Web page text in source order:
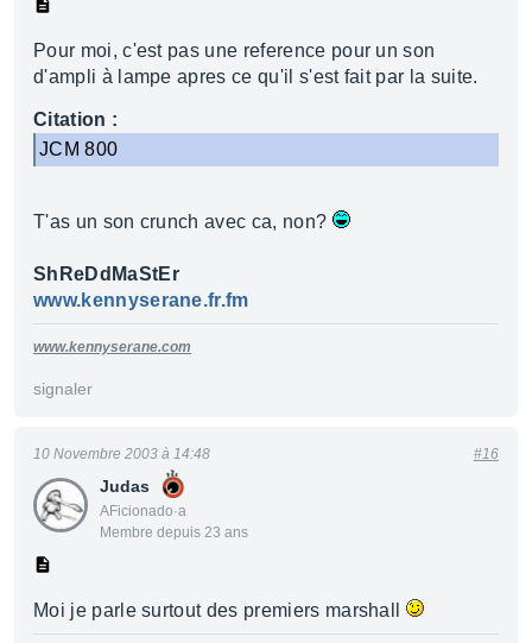
Pour moi, c'est pas une reference pour un son
d'ampli à lampe apres ce qu'il s'est fait par la suite.
Citation :
JCM 800
T'as un son crunch avec ca, non?
ShReDdMaStEr
www.kennyserane.fr.fm
www.kennyserane.com
signaler
Judas
AFicionado·a
Membre depuis 23 ans
10 Novembre 2003 à 14:48 #16
Moi je parle surtout des premiers marshall